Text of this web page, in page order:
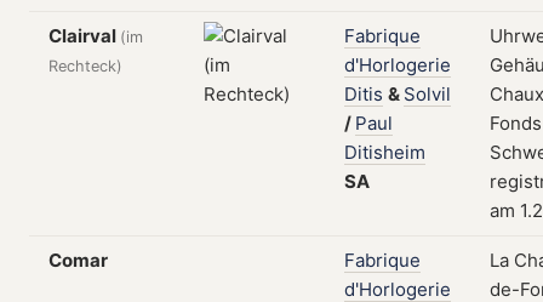
Clairval (im
Rechteck)
Fabrique
d'Horlogerie
Ditis & Solvil
/ Paul
Ditisheim
SA
am
Comar
Fabrique
d'Horlogerie
La
de-